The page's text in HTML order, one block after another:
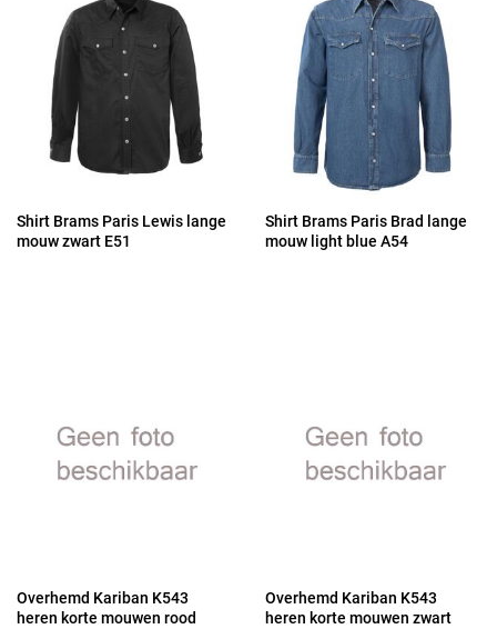
Shirt Brams Paris Lewis lange
mouw zwart E51
Shirt Brams Paris Brad lange
mouw light blue A54
Overhemd Kariban K543
heren korte mouwen rood
Overhemd Kariban K543
heren korte mouwen zwart